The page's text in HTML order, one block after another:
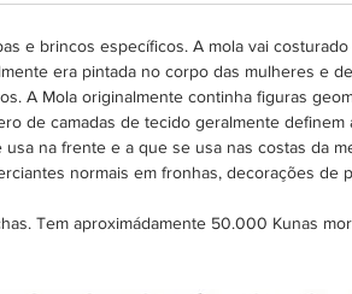
moda
e brincos específicos. A mola vai
era pintada no corpo das mulheres e
A Mola originalmente continha figuras
de camadas de tecido geralmente
na frente e a que se usa nas costas da
normais em fronhas, decorações de
Tem aproximádamente 50.000 Kunas